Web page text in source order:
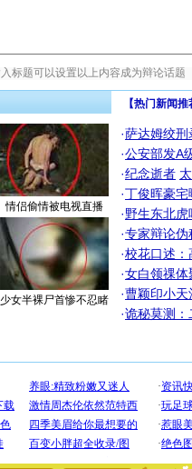
情侣偷情被电视直播
少女半裸尸首惨不忍睹
【热门新闻
·萨达姆绞刑
·公安部发A
·纪念逝者
·丁俊晖豪
·野生东北
·专家辩论伪
·校花口述：
·女白领祼体
·曹颖印小天
·诡秘莫测：
[圣诞节]
你太多，